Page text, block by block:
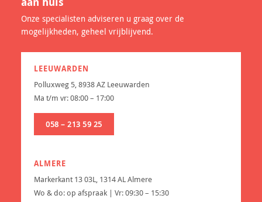
Onze specialisten adviseren u graag over de
mogelijkheden, geheel vrijblijvend.
LEEUWARDEN
Polluxweg 5, 8938 AZ Leeuwarden
Ma t/m vr: 08:00 – 17:00
058 – 213 59 25
ALMERE
Markerkant 13 03L, 1314 AL Almere
Wo & do: op afspraak | Vr: 09:30 – 15:30